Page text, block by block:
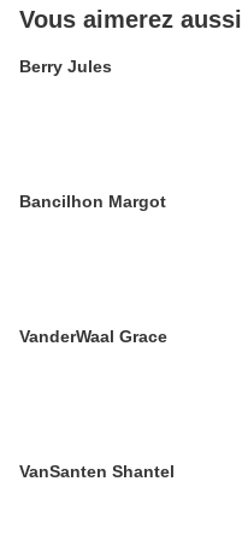
Vous aimerez aussi
Berry Jules
Bancilhon Margot
VanderWaal Grace
VanSanten Shantel